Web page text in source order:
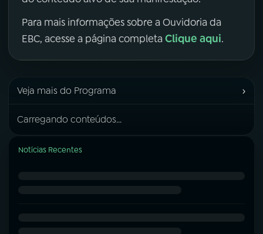
Para mais informações sobre a Ouvidoria da
EBC, acesse a página completa Clique aqui.
Veja mais do Programa ›
Carregando conteúdos...
Notícias Recentes